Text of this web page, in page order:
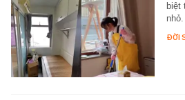
biệt
nhỏ.
ĐỜI